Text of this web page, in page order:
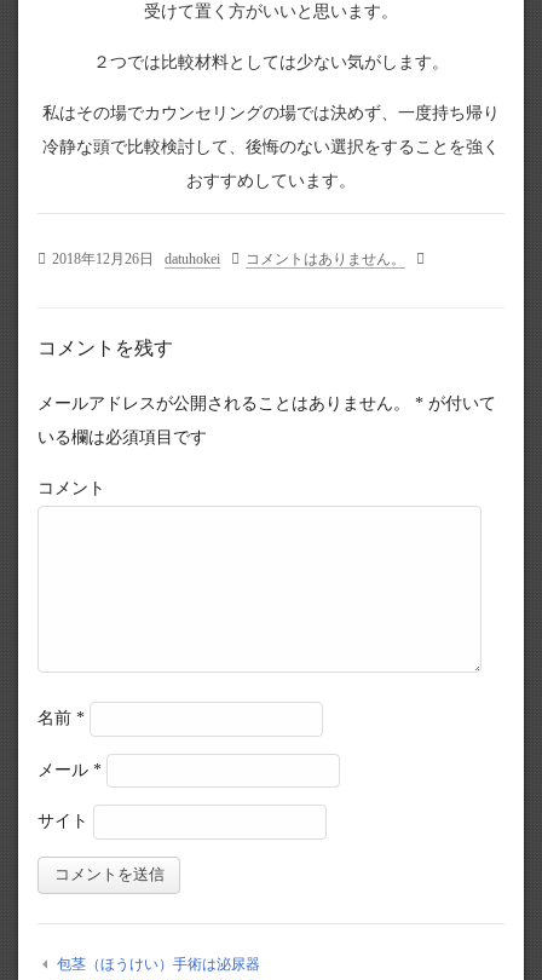
受けて置く方がいいと思います。
２つでは比較材料としては少ない気がします。
私はその場でカウンセリングの場では決めず、一度持ち帰り
冷静な頭で比較検討して、後悔のない選択をすることを強く
おすすめしています。
2018年12月26日 datuhokei コメントはありません。
コメントを残す
メールアドレスが公開されることはありません。 * が付いて
いる欄は必須項目です
コメント
名前 *
メール *
サイト
包茎（ほうけい）手術は泌尿器